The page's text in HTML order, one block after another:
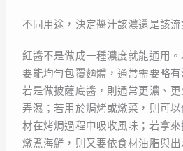
不同用途，決定醬汁該濃還是該流
紅醬不是做成一種濃度就能通用
要能均勻包覆麵體，通常需要略有
若是做披薩底醬，則通常更濃、
弄濕；若用於焗烤或燉菜，則可
材在烤焗過程中吸收風味；若拿
燉煮海鮮，則又要依食材油脂與出